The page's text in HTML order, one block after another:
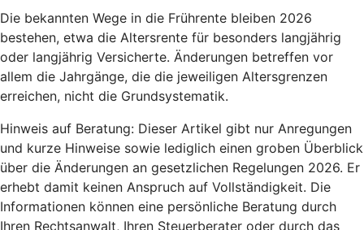
Die bekannten Wege in die Frührente bleiben 2026
bestehen, etwa die Altersrente für besonders langjährig
oder langjährig Versicherte. Änderungen betreffen vor
allem die Jahrgänge, die die jeweiligen Altersgrenzen
erreichen, nicht die Grundsystematik.
Hinweis auf Beratung: Dieser Artikel gibt nur Anregungen
und kurze Hinweise sowie lediglich einen groben Überblick
über die Änderungen an gesetzlichen Regelungen 2026. Er
erhebt damit keinen Anspruch auf Vollständigkeit. Die
Informationen können eine persönliche Beratung durch
Ihren Rechtsanwalt, Ihren Steuerberater oder durch das